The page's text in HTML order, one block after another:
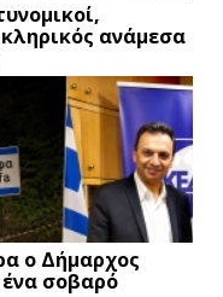
ανάμεσα
ο Δήμαρχος
σοβαρό